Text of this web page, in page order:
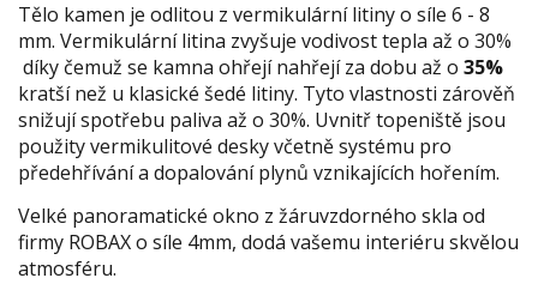
Tělo kamen je odlitou z vermikulární litiny o síle 6 - 8
mm. Vermikulární litina zvyšuje vodivost tepla až o 30%
díky čemuž se kamna ohřejí nahřejí za dobu až o 35%
kratší než u klasické šedé litiny. Tyto vlastnosti zárověň
snižují spotřebu paliva až o 30%. Uvnitř topeniště jsou
použity vermikulitové desky včetně systému pro
předehřívání a dopalování plynů vznikajících hořením.
Velké panoramatické okno z žáruvzdorného skla od
firmy ROBAX o síle 4mm, dodá vašemu interiéru skvělou
atmosféru.